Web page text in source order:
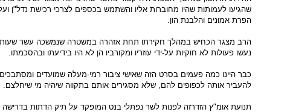
שהגיעו לעמותות שהיו מחוברות אליו והשתמש בכספים לצרכי רכישת נדל"ן
הפרת אמונים והלבנת הון.
הרב מצגר הכחיש במהלך חקירתו תחת אזהרה במשטרה שנמשכה עשר שעות
נעשו פעולות לא חוקיות על-ידי עוזריו ומקורביו הן לא היו בידיעתו ובהסכמתו.
כבר היינו כמה פעמים בסרט הזה שאישי ציבור רמי-מעלה שמועדים
להעביר אותה לכפופים להם, שלא מסגירים אותם בתקווה שיהיה מי שיחלצם.
תנועת אומ"ץ הזדרזה לפנות לשר נפתלי בנט המופקד על תיק הדתות בדרישה